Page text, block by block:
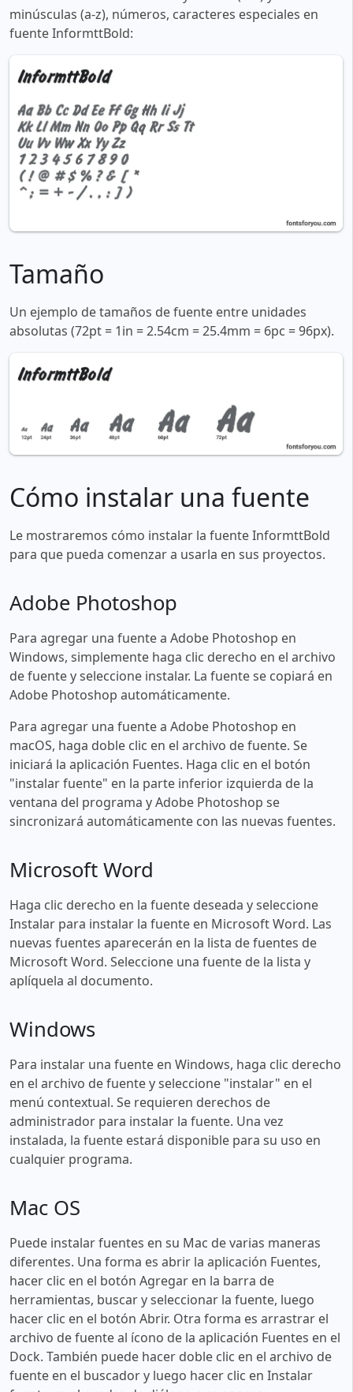
minúsculas (a-z), números, caracteres especiales en
fuente InformttBold:
Tamaño
Un ejemplo de tamaños de fuente entre unidades
absolutas (72pt = 1in = 2.54cm = 25.4mm = 6pc = 96px).
Cómo instalar una fuente
Le mostraremos cómo instalar la fuente InformttBold
para que pueda comenzar a usarla en sus proyectos.
Adobe Photoshop
Para agregar una fuente a Adobe Photoshop en
Windows, simplemente haga clic derecho en el archivo
de fuente y seleccione instalar. La fuente se copiará en
Adobe Photoshop automáticamente.
Para agregar una fuente a Adobe Photoshop en
macOS, haga doble clic en el archivo de fuente. Se
iniciará la aplicación Fuentes. Haga clic en el botón
"instalar fuente" en la parte inferior izquierda de la
ventana del programa y Adobe Photoshop se
sincronizará automáticamente con las nuevas fuentes.
Microsoft Word
Haga clic derecho en la fuente deseada y seleccione
Instalar para instalar la fuente en Microsoft Word. Las
nuevas fuentes aparecerán en la lista de fuentes de
Microsoft Word. Seleccione una fuente de la lista y
aplíquela al documento.
Windows
Para instalar una fuente en Windows, haga clic derecho
en el archivo de fuente y seleccione "instalar" en el
menú contextual. Se requieren derechos de
administrador para instalar la fuente. Una vez
instalada, la fuente estará disponible para su uso en
cualquier programa.
Mac OS
Puede instalar fuentes en su Mac de varias maneras
diferentes. Una forma es abrir la aplicación Fuentes,
hacer clic en el botón Agregar en la barra de
herramientas, buscar y seleccionar la fuente, luego
hacer clic en el botón Abrir. Otra forma es arrastrar el
archivo de fuente al ícono de la aplicación Fuentes en el
Dock. También puede hacer doble clic en el archivo de
fuente en el buscador y luego hacer clic en Instalar